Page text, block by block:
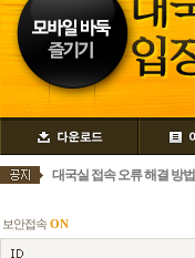
대국실 접속 오류 해결 방법
보안접속 ON